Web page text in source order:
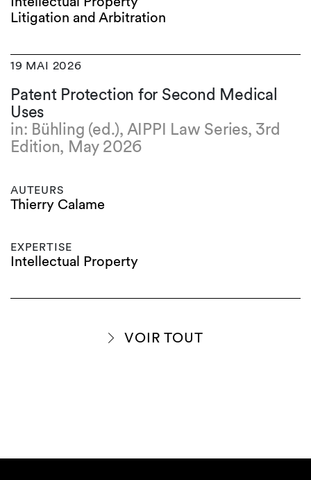
Litigation and Arbitration
19 MAI 2026
Patent Protection for Second Medical
Uses
in: Bühling (ed.), AIPPI Law Series, 3rd
Edition, May 2026
AUTEURS
Thierry Calame
EXPERTISE
Intellectual Property
VOIR TOUT